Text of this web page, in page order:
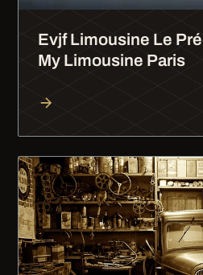
Evjf Limousine Le
My Limousine Paris